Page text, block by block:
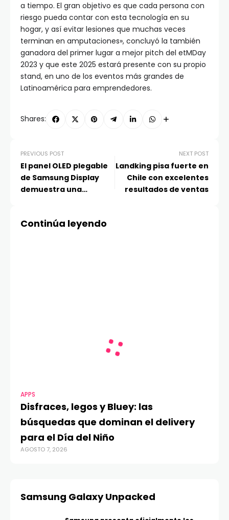
a tiempo. El gran objetivo es que cada persona con
riesgo pueda contar con esta tecnología en su
hogar, y así evitar lesiones que muchas veces
terminan en amputaciones», concluyó la también
ganadora del primer lugar a mejor pitch del etMDay
2023 y que este 2025 estará presente con su propio
stand, en uno de los eventos más grandes de
Latinoamérica para emprendedores.
Shares:
PREVIOUS POST
El panel OLED plegable
de Samsung Display
demuestra una
prueba de 500,000
NEXT POST
Landking pisa fuerte en
Chile con excelentes
resultados de ventas
Continúa leyendo
APPS
Disfraces, legos y Bluey: las
búsquedas que dominan el delivery
para el Día del Niño
AGOSTO 7, 2026
Samsung Galaxy Unpacked